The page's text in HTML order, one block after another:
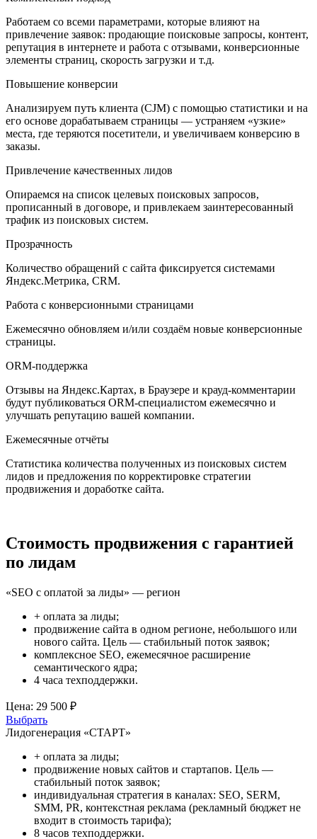
Работаем со всеми параметрами, которые влияют на
привлечение заявок: продающие поисковые запросы, контент,
репутация в интернете и работа с отзывами, конверсионные
элементы страниц, скорость загрузки и т.д.
Повышение конверсии
Анализируем путь клиента (CJM) с помощью статистики и на
его основе дорабатываем страницы — устраняем «узкие»
места, где теряются посетители, и увеличиваем конверсию в
заказы.
Привлечение качественных лидов
Опираемся на список целевых поисковых запросов,
прописанный в договоре, и привлекаем заинтересованный
трафик из поисковых систем.
Прозрачность
Количество обращений с сайта фиксируется системами
Яндекс.Метрика, CRM.
Работа с конверсионными страницами
Ежемесячно обновляем и/или создаём новые конверсионные
страницы.
ORM-поддержка
Отзывы на Яндекс.Картах, в Браузере и крауд-комментарии
будут публиковаться ORM-специалистом ежемесячно и
улучшать репутацию вашей компании.
Ежемесячные отчёты
Статистика количества полученных из поисковых систем
лидов и предложения по корректировке стратегии
продвижения и доработке сайта.
Стоимость продвижения с гарантией
по лидам
«SEO с оплатой за лиды» — регион
+ оплата за лиды;
продвижение сайта в одном регионе, небольшого или
нового сайта. Цель — стабильный поток заявок;
комплексное SEO, ежемесячное расширение
семантического ядра;
4 часа техподдержки.
Цена: 29 500 ₽
Выбрать
Лидогенерация «СТАРТ»
+ оплата за лиды;
продвижение новых сайтов и стартапов. Цель —
стабильный поток заявок;
индивидуальная стратегия в каналах: SEO, SERM,
SMM, PR, контекстная реклама (рекламный бюджет не
входит в стоимость тарифа);
8 часов техподдержки.